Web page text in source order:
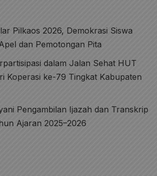
Pilkaos 2026, Demokrasi Siswa
dan Pemotongan Pita
dalam Jalan Sehat HUT
Koperasi ke-79 Tingkat Kabupaten
Pengambilan Ijazah dan Transkrip
Ajaran 2025–2026